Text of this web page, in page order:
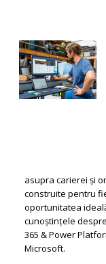
asupra carierei și
construite pentru
oportunitatea
cunoștințele
365 & Power
Microsoft.